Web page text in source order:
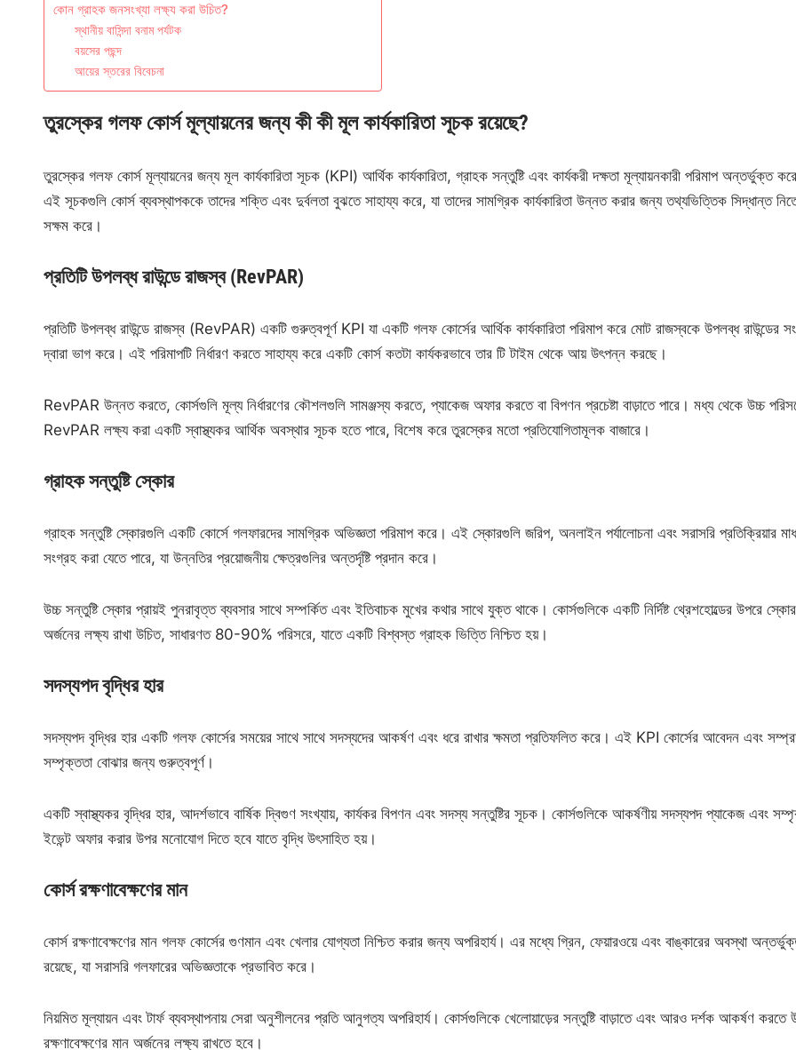
কোন গ্রাহক জনসংখ্যা লক্ষ্য করা উচিত?
স্থানীয় বাসিন্দা বনাম পর্যটক
বয়সের পছন্দ
আয়ের স্তরের বিবেচনা
তুরস্কের গলফ কোর্স মূল্যায়নের জন্য কী কী মূল কার্যকারিতা সূচক রয়েছে?
তুরস্কের গলফ কোর্স মূল্যায়নের জন্য মূল কার্যকারিতা সূচক (KPI) আর্থিক কার্যকারিতা, গ্রাহক সন্তুষ্টি এবং কার্যকরী দক্ষতা মূল্যায়নকারী পরিমাপ অন্তর্ভুক্ত
এই সূচকগুলি কোর্স ব্যবস্থাপককে তাদের শক্তি এবং দুর্বলতা বুঝতে সাহায্য করে, যা তাদের সামগ্রিক কার্যকারিতা উন্নত করার জন্য তথ্যভিত্তিক সিদ্ধান্ত
সক্ষম করে।
প্রতিটি উপলব্ধ রাউন্ডে রাজস্ব (RevPAR)
প্রতিটি উপলব্ধ রাউন্ডে রাজস্ব (RevPAR) একটি গুরুত্বপূর্ণ KPI যা একটি গলফ কোর্সের আর্থিক কার্যকারিতা পরিমাপ করে মোট রাজস্বকে উপলব্ধ রাউন্ডের
দ্বারা ভাগ করে। এই পরিমাপটি নির্ধারণ করতে সাহায্য করে একটি কোর্স কতটা কার্যকরভাবে তার টি টাইম থেকে আয় উৎপন্ন করছে।
RevPAR উন্নত করতে, কোর্সগুলি মূল্য নির্ধারণের কৌশলগুলি সামঞ্জস্য করতে, প্যাকেজ অফার করতে বা বিপণন প্রচেষ্টা বাড়াতে পারে। মধ্য থেকে উচ্চ
RevPAR লক্ষ্য করা একটি স্বাস্থ্যকর আর্থিক অবস্থার সূচক হতে পারে, বিশেষ করে তুরস্কের মতো প্রতিযোগিতামূলক বাজারে।
গ্রাহক সন্তুষ্টি স্কোর
গ্রাহক সন্তুষ্টি স্কোরগুলি একটি কোর্সে গলফারদের সামগ্রিক অভিজ্ঞতা পরিমাপ করে। এই স্কোরগুলি জরিপ, অনলাইন পর্যালোচনা এবং সরাসরি প্রতিক্রিয়ার
সংগ্রহ করা যেতে পারে, যা উন্নতির প্রয়োজনীয় ক্ষেত্রগুলির অন্তর্দৃষ্টি প্রদান করে।
উচ্চ সন্তুষ্টি স্কোর প্রায়ই পুনরাবৃত্ত ব্যবসার সাথে সম্পর্কিত এবং ইতিবাচক মুখের কথার সাথে যুক্ত থাকে। কোর্সগুলিকে একটি নির্দিষ্ট থ্রেশহোল্ডের উপরে স্কোর
অর্জনের লক্ষ্য রাখা উচিত, সাধারণত 80-90% পরিসরে, যাতে একটি বিশ্বস্ত গ্রাহক ভিত্তি নিশ্চিত হয়।
সদস্যপদ বৃদ্ধির হার
সদস্যপদ বৃদ্ধির হার একটি গলফ কোর্সের সময়ের সাথে সাথে সদস্যদের আকর্ষণ এবং ধরে রাখার ক্ষমতা প্রতিফলিত করে। এই KPI কোর্সের আবেদন এবং
সম্পৃক্ততা বোঝার জন্য গুরুত্বপূর্ণ।
একটি স্বাস্থ্যকর বৃদ্ধির হার, আদর্শভাবে বার্ষিক দ্বিগুণ সংখ্যায়, কার্যকর বিপণন এবং সদস্য সন্তুষ্টির সূচক। কোর্সগুলিকে আকর্ষণীয় সদস্যপদ প্যাকেজ এবং
ইভেন্ট অফার করার উপর মনোযোগ দিতে হবে যাতে বৃদ্ধি উৎসাহিত হয়।
কোর্স রক্ষণাবেক্ষণের মান
কোর্স রক্ষণাবেক্ষণের মান গলফ কোর্সের গুণমান এবং খেলার যোগ্যতা নিশ্চিত করার জন্য অপরিহার্য। এর মধ্যে গ্রিন, ফেয়ারওয়ে এবং বাঙ্কারের অবস্থা
রয়েছে, যা সরাসরি গলফারের অভিজ্ঞতাকে প্রভাবিত করে।
নিয়মিত মূল্যায়ন এবং টার্ফ ব্যবস্থাপনায় সেরা অনুশীলনের প্রতি আনুগত্য অপরিহার্য। কোর্সগুলিকে খেলোয়াড়ের সন্তুষ্টি বাড়াতে এবং আরও দর্শক আকর্ষণ করতে
রক্ষণাবেক্ষণের মান অর্জনের লক্ষ্য রাখতে হবে।